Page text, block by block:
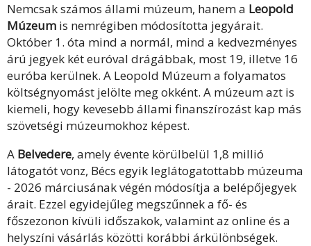
Nemcsak számos állami múzeum, hanem a Leopold
Múzeum is nemrégiben módosította jegyárait.
Október 1. óta mind a normál, mind a kedvezményes
árú jegyek két euróval drágábbak, most 19, illetve 16
euróba kerülnek. A Leopold Múzeum a folyamatos
költségnyomást jelölte meg okként. A múzeum azt is
kiemeli, hogy kevesebb állami finanszírozást kap más
szövetségi múzeumokhoz képest.
A Belvedere, amely évente körülbelül 1,8 millió
látogatót vonz, Bécs egyik leglátogatottabb múzeuma
- 2026 márciusának végén módosítja a belépőjegyek
árait. Ezzel egyidejűleg megszűnnek a fő- és
főszezonon kívüli időszakok, valamint az online és a
helyszíni vásárlás közötti korábbi árkülönbségek.